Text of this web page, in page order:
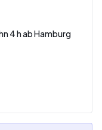
4 h ab Hamburg